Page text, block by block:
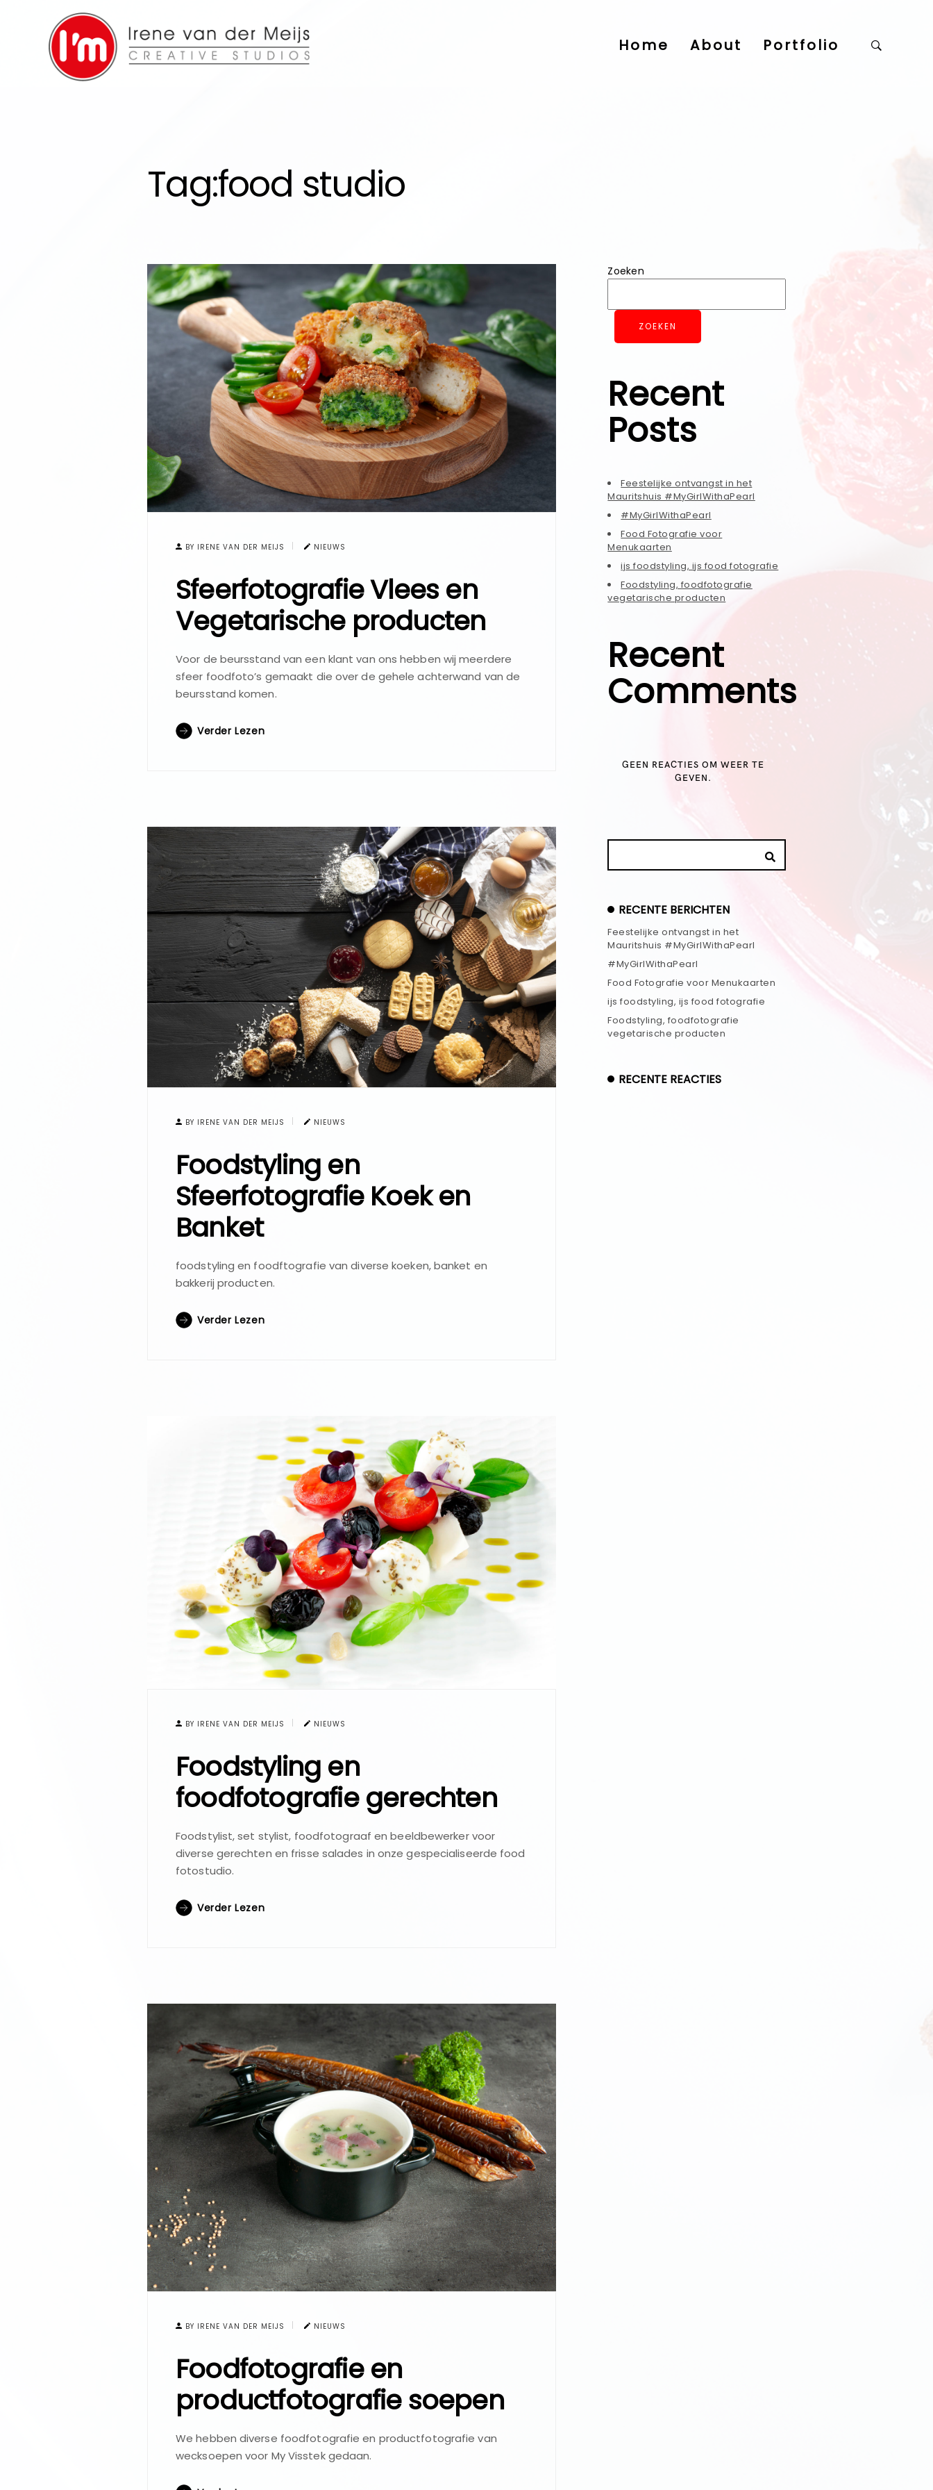
Home About Portfolio
Tag:food studio
BY IRENE VAN DER MEIJS NIEUWS
Sfeerfotografie Vlees en
Vegetarische producten
Voor de beursstand van een klant van ons hebben wij meerdere
sfeer foodfoto’s gemaakt die over de gehele achterwand van de
beursstand komen.
Verder Lezen
BY IRENE VAN DER MEIJS NIEUWS
Foodstyling en
Sfeerfotografie Koek en
Banket
foodstyling en foodftografie van diverse koeken, banket en
bakkerij producten.
Verder Lezen
BY IRENE VAN DER MEIJS NIEUWS
Foodstyling en
foodfotografie gerechten
Foodstylist, set stylist, foodfotograaf en beeldbewerker voor
diverse gerechten en frisse salades in onze gespecialiseerde food
fotostudio.
Verder Lezen
BY IRENE VAN DER MEIJS NIEUWS
Foodfotografie en
productfotografie soepen
We hebben diverse foodfotografie en productfotografie van
wecksoepen voor My Visstek gedaan.
Zoeken
ZOEKEN
Recent
Posts
Feestelijke ontvangst in het
Mauritshuis #MyGirlWithaPearl
#MyGirlWithaPearl
Food Fotografie voor
Menukaarten
ijs foodstyling, ijs food fotografie
Foodstyling, foodfotografie
vegetarische producten
Recent
Comments
GEEN REACTIES OM WEER TE
GEVEN.
RECENTE BERICHTEN
Feestelijke ontvangst in het
Mauritshuis #MyGirlWithaPearl
#MyGirlWithaPearl
Food Fotografie voor Menukaarten
ijs foodstyling, ijs food fotografie
Foodstyling, foodfotografie
vegetarische producten
RECENTE REACTIES